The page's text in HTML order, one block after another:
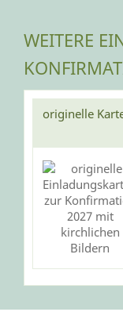
WEITERE
originelle